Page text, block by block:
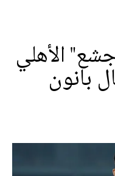
الأهلي
بانون